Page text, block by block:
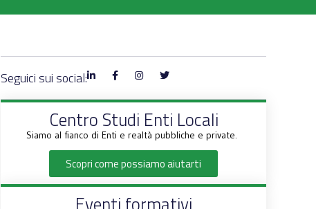
Seguici sui social:
Centro Studi Enti Locali
Siamo al fianco di Enti e realtà pubbliche e private.
Scopri come possiamo aiutarti